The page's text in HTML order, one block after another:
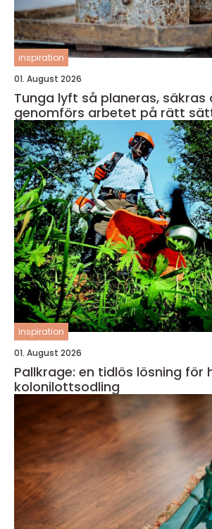
inspiration
01. August 2026
Tunga lyft så planeras, säkras och
genomförs arbetet på rätt
inspiration
01. August 2026
Pallkrage: en tidlös lösning för
kolonilottsodling